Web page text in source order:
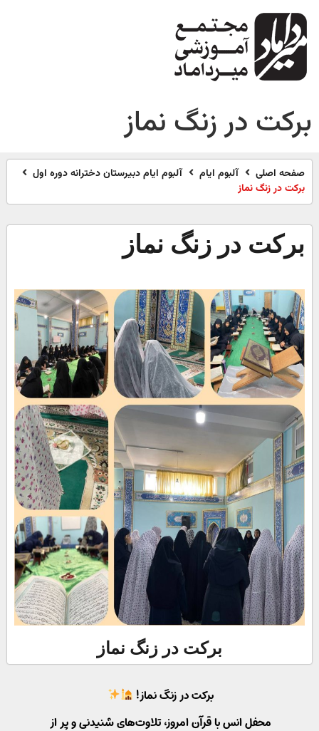
برکت در زنگ نماز
صفحه اصلی آلبوم ایام
آلبوم ایام دبیرستان دخترانه دوره اول
برکت در زنگ نماز
برکت در زنگ نماز
برکت در زنگ نماز
برکت در زنگ نماز!
محفل انس با قرآن امروز، تلاوت‌های شنیدنی و پر از